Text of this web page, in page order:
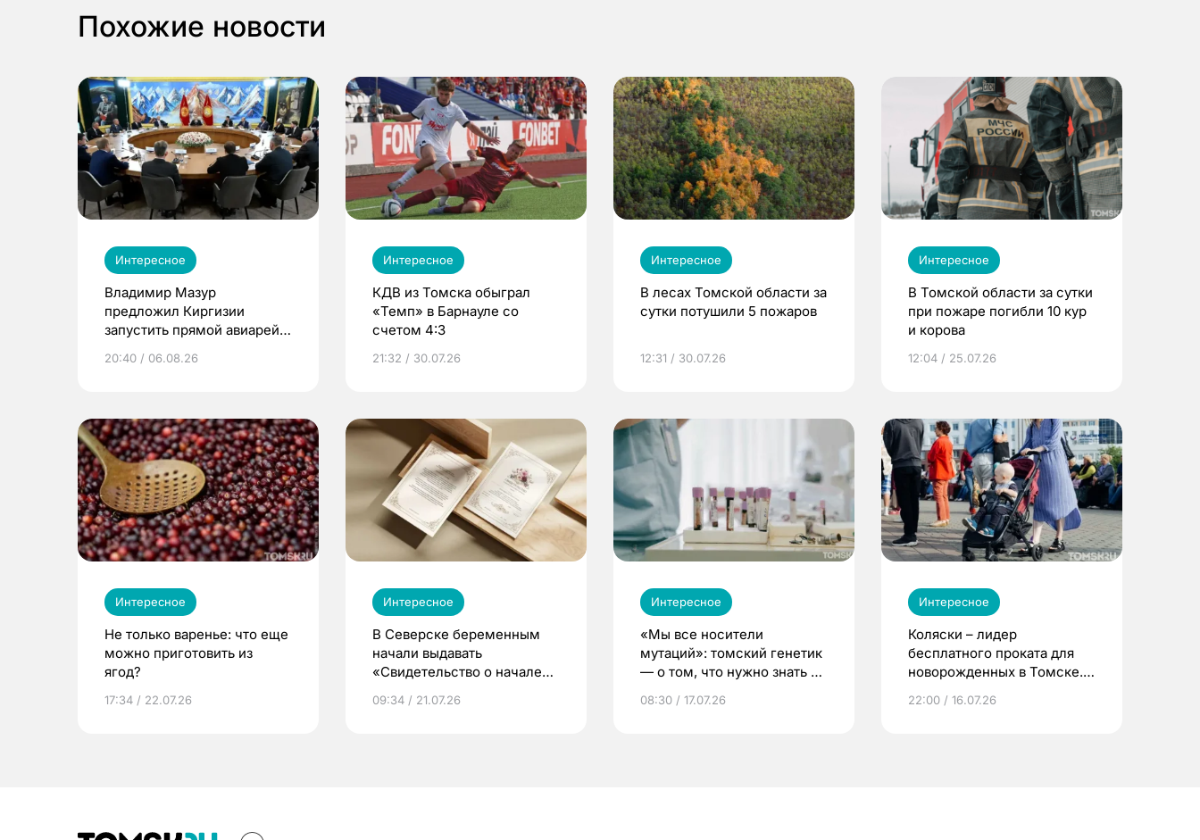
Похожие новости
Интересное
Владимир Мазур
предложил Киргизии
запустить прямой авиарейс
20:40 / 06.08.26
Интересное
КДВ из Томска обыграл
«Темп» в Барнауле со
счетом 4:3
21:32 / 30.07.26
Интересное
В лесах Томской области за
сутки потушили 5 пожаров
12:31 / 30.07.26
Интересное
В Томской области за сутки
при пожаре погибли 10 кур
и корова
12:04 / 25.07.26
Интересное
Не только варенье: что еще
можно приготовить из
ягод?
17:34 / 22.07.26
Интересное
В Северске беременным
начали выдавать
«Свидетельство о начале
09:34 / 21.07.26
Интересное
«Мы все носители
мутаций»: томский генетик
— о том, что нужно знать до
08:30 / 17.07.26
Интересное
Коляски – лидер
бесплатного проката для
новорожденных в Томске.
22:00 / 16.07.26